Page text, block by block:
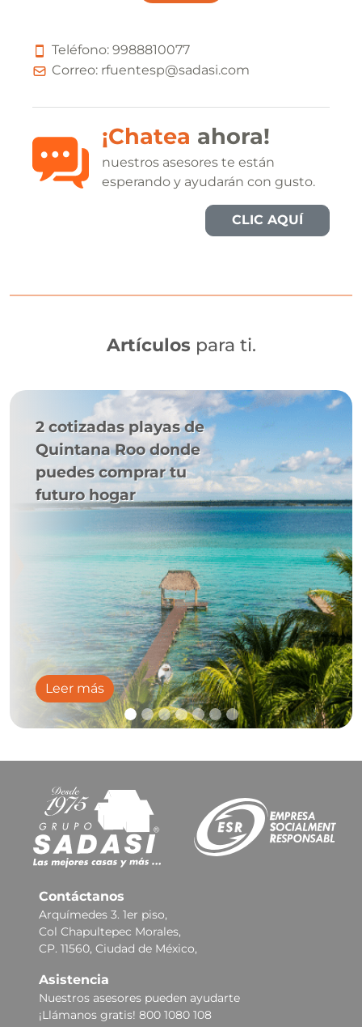
Teléfono: 9988810077
Correo: rfuentesp@sadasi.com
¡Chatea ahora!
nuestros asesores te están
esperando y ayudarán con gusto.
CLIC AQUÍ
Artículos para ti.
2 cotizadas playas de
Quintana Roo donde
puedes comprar tu
futuro hogar
Leer más
Contáctanos
Arquímedes 3. 1er piso,
Col Chapultepec Morales,
CP. 11560, Ciudad de México,
Asistencia
Nuestros asesores pueden ayudarte
¡Llámanos gratis! 800 1080 108